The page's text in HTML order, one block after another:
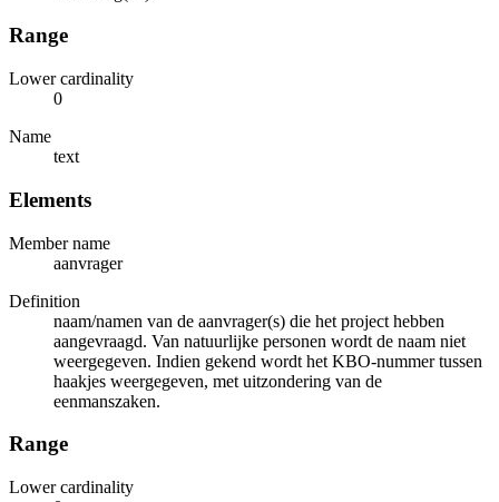
Range
Lower cardinality
0
Name
text
Elements
Member name
aanvrager
Definition
naam/namen van de aanvrager(s) die het project hebben
aangevraagd. Van natuurlijke personen wordt de naam niet
weergegeven. Indien gekend wordt het KBO-nummer tussen
haakjes weergegeven, met uitzondering van de
eenmanszaken.
Range
Lower cardinality